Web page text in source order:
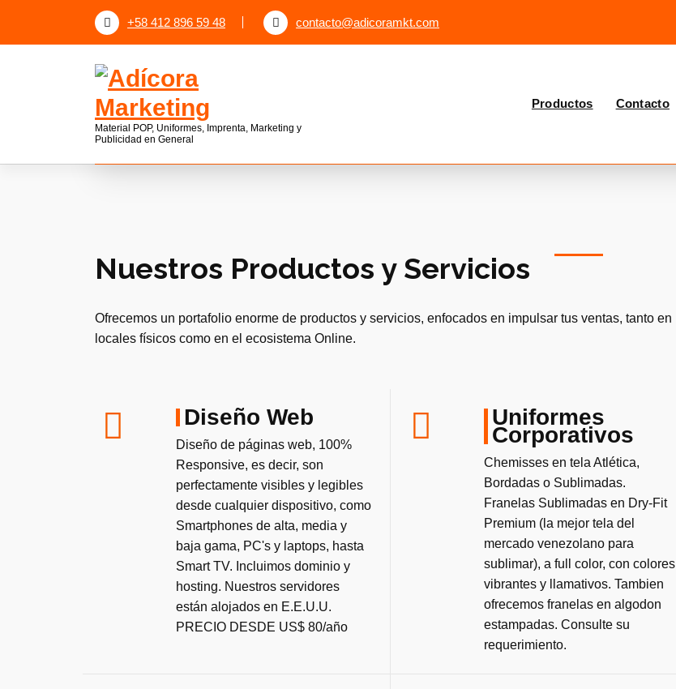
l
c
+58 412 896 59 48 contacto@adicoramkt.com
Material POP, Uniformes, Imprenta, Marketing y
Publicidad en General
Productos Contacto
Correo Electrónico
contacto@adicoramkt.com
Atención al Cliente
Nuestros Productos y Servicios
Ofrecemos un portafolio enorme de productos y servicios, enfocados en impulsar tus ventas, tanto en
locales físicos como en el ecosistema Online.
Diseño Web
Diseño de páginas web, 100%
Responsive, es decir, son
perfectamente visibles y legibles
desde cualquier dispositivo, como
Smartphones de alta, media y
baja gama, PC's y laptops, hasta
Smart TV. Incluimos dominio y
hosting. Nuestros servidores
están alojados en E.E.U.U.
PRECIO DESDE US$ 80/año
Uniformes
Corporativos
Chemisses en tela Atlética,
Bordadas o Sublimadas.
Franelas Sublimadas en Dry-Fit
Premium (la mejor tela del
mercado venezolano para
sublimar), a full color, con colores
vibrantes y llamativos. Tambien
ofrecemos franelas en algodon
estampadas. Consulte su
requerimiento.